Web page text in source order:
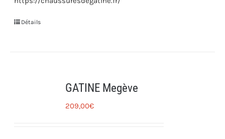
Détails
GATINE Megève
209,00€